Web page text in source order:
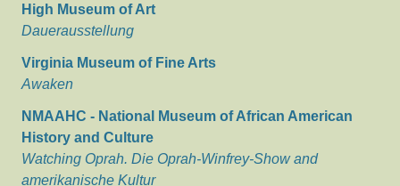
High Museum of Art
Dauerausstellung
Virginia Museum of Fine Arts
Awaken
NMAAHC - National Museum of African American
History and Culture
Watching Oprah. Die Oprah-Winfrey-Show and
amerikanische Kultur